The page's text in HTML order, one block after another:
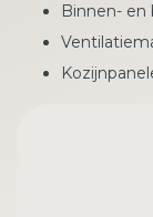
Binnen- en